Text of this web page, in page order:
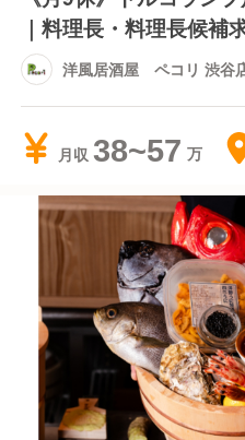
｜料理長・料理長候補
洋風居酒屋 ペコリ 渋谷
月収 38~57